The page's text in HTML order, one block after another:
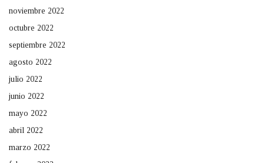
noviembre 2022
octubre 2022
septiembre 2022
agosto 2022
julio 2022
junio 2022
mayo 2022
abril 2022
marzo 2022